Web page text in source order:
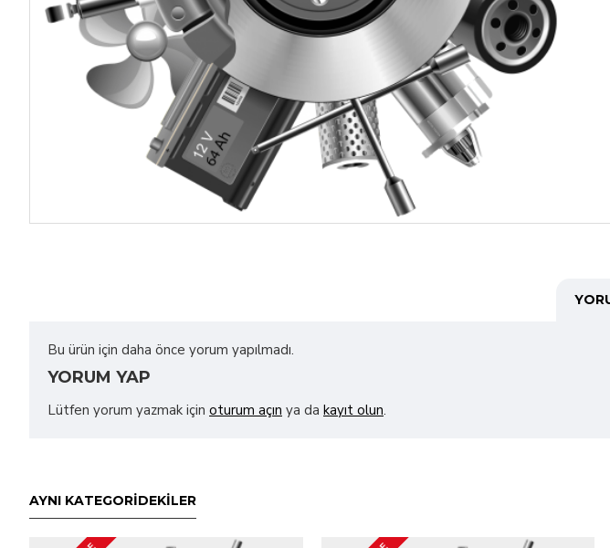
Bu ürün için daha önce yorum yapılmadı.
YORUM YAP
Lütfen yorum yazmak için oturum açın ya da kayıt olun.
AYNI KATEGORİDEKİLER